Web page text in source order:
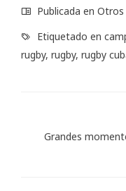
Publicada en Otros
Etiquetado en
rugby, rugby, rugby
Grandes